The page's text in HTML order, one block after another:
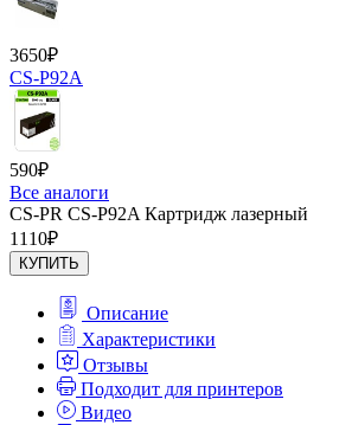
3650₽
CS-P92A
590₽
Все аналоги
CS-PR CS-P92A Картридж лазерный
1110₽
КУПИТЬ
Описание
Характеристики
Отзывы
Подходит для принтеров
Видео